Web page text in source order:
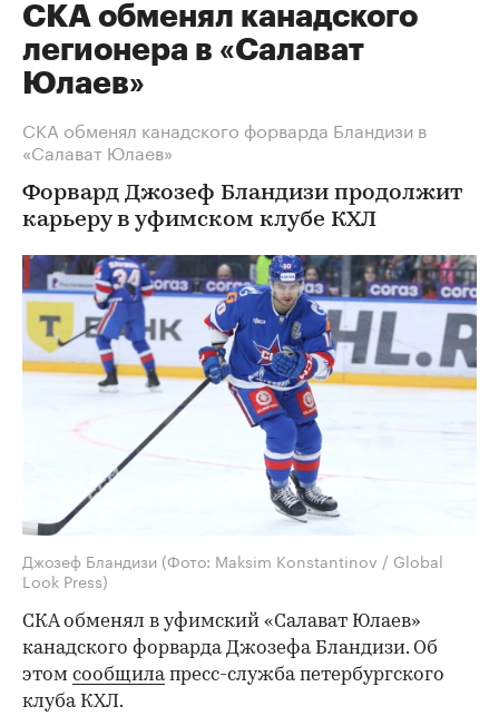
СКА обменял канадского
легионера в «Салават
Юлаев»
СКА обменял канадского форварда Бландизи в
«Салават Юлаев»
Форвард Джозеф Бландизи продолжит
карьеру в уфимском клубе КХЛ
Джозеф Бландизи (Фото: Maksim Konstantinov / Global
Look Press)
СКА обменял в уфимский «Салават Юлаев»
канадского форварда Джозефа Бландизи. Об
этом сообщилапресс-служба петербургского
клуба КХЛ.